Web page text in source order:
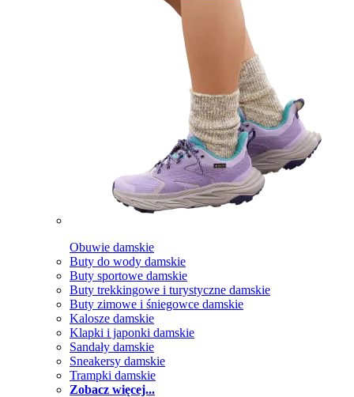
Obuwie damskie
Buty do wody damskie
Buty sportowe damskie
Buty trekkingowe i turystyczne damskie
Buty zimowe i śniegowce damskie
Kalosze damskie
Klapki i japonki damskie
Sandały damskie
Sneakersy damskie
Trampki damskie
Zobacz więcej...